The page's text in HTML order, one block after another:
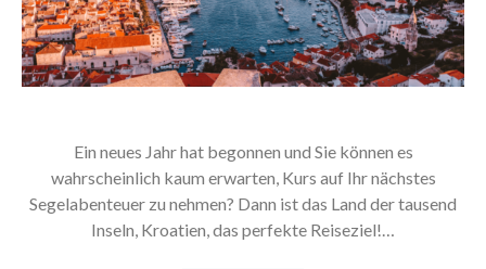
Ein neues Jahr hat begonnen und Sie können es
wahrscheinlich kaum erwarten, Kurs auf Ihr nächstes
Segelabenteuer zu nehmen? Dann ist das Land der tausend
Inseln, Kroatien, das perfekte Reiseziel!…